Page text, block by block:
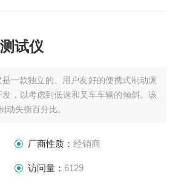
试仪
一款独立的、用户友好的便携式制动测
，以考虑到低速和叉车车辆的倾斜。该
动失衡百分比。
厂商性质： 经销商
访问量： 6129